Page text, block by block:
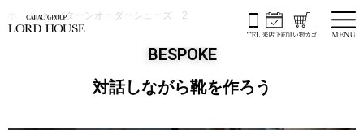
ホーム パターンオーダーシューズ 2
BESPOKE
対話しながら靴を作ろう